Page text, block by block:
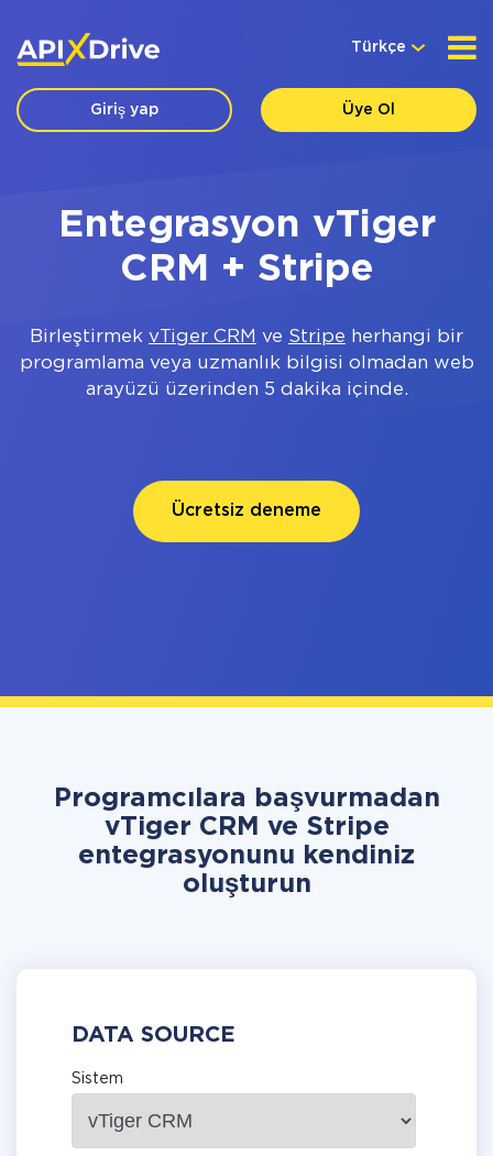
Türkçe
Giriş yap Üye Ol
Entegrasyon vTiger
CRM + Stripe
Birleştirmek vTiger CRM ve Stripe herhangi bir
programlama veya uzmanlık bilgisi olmadan web
arayüzü üzerinden 5 dakika içinde.
Ücretsiz deneme
Programcılara başvurmadan
vTiger CRM ve Stripe
entegrasyonunu kendiniz
oluşturun
DATA SOURCE
Sistem